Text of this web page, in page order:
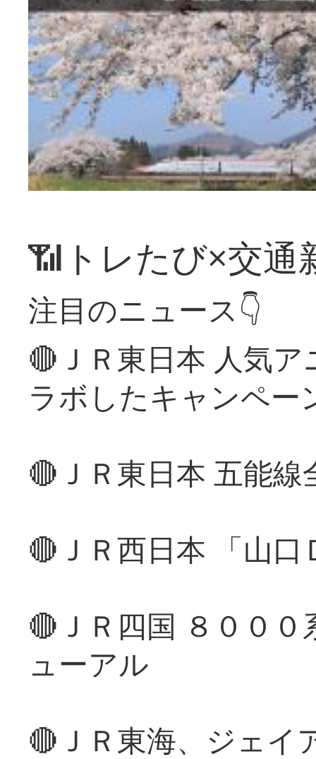
📶トレたび×交通
注目のニュース👇
🔴ＪＲ東日本 人気
ラボしたキャンペー
🔴ＪＲ東日本 五能
🔴ＪＲ西日本 「山
🔴ＪＲ四国 ８００
ューアル
🔴ＪＲ東海、ジェイ